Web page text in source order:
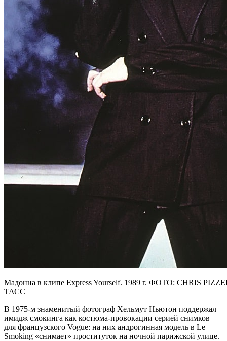
Мадонна в клипе Express Yourself. 1989 г. ФОТО: CHRIS
ТАСС
В 1975-м знаменитый фотограф Хельмут Ньютон поддержал
имидж смокинга как костюма-провокации серией снимков
для французского Vogue: на них андрогинная модель в Le
Smoking «снимает» проституток на ночной парижской улице.